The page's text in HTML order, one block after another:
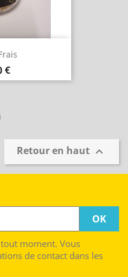
€
Retour en haut 
moment. Vous
de contact dans les